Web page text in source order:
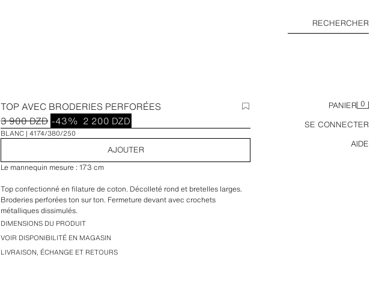
RECHERCHER
PANIER 0
SE CONNECTER
AIDE
TOP AVEC BRODERIES PERFORÉES
3 900 DZD -43% 2 200 DZD
BLANC 4174/380/250
AJOUTER
Le mannequin mesure : 173 cm
Top confectionné en filature de coton. Décolleté rond et bretelles larges.
Broderies perforées ton sur ton. Fermeture devant avec crochets
métalliques dissimulés.
DIMENSIONS DU PRODUIT
VOIR DISPONIBILITÉ EN MAGASIN
LIVRAISON, ÉCHANGE ET RETOURS